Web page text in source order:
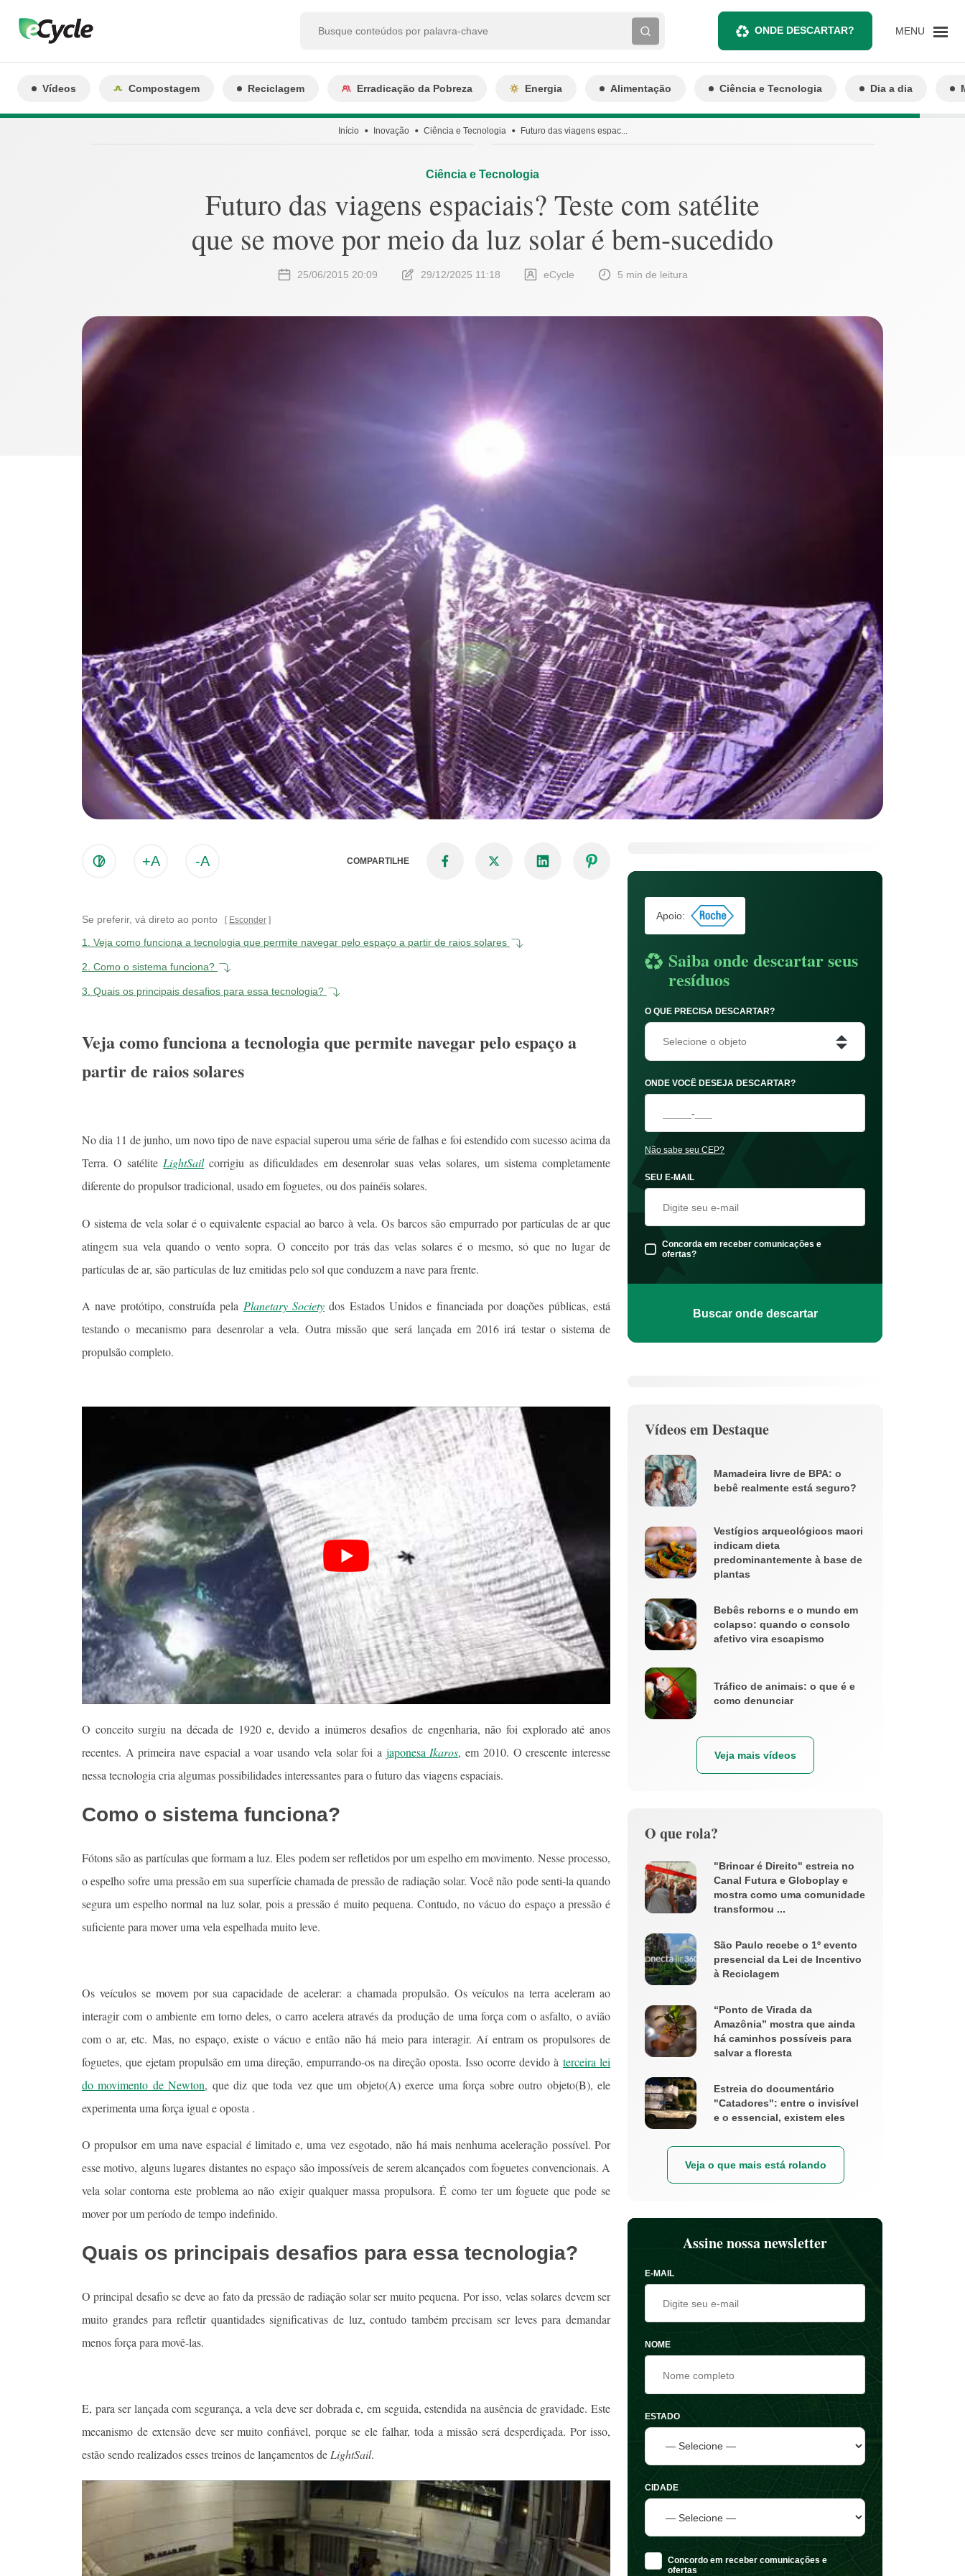
ONDE DESCARTAR? MENU
Vídeos Compostagem Reciclagem Erradicação da Pobreza Energia Alimentação Ciência e Tecnologia Dia a dia
Início Inovação Ciência e Tecnologia Futuro das viagens espac...
Ciência e Tecnologia
Futuro das viagens espaciais? Teste com satélite
que se move por meio da luz solar é bem-sucedido
25/06/2015 20:09 29/12/2025 11:18 eCycle 5 min de leitura
+A -A COMPARTILHE
Se preferir, vá direto ao ponto Esconder
1. Veja como funciona a tecnologia que permite navegar pelo espaço a partir de raios solares
2. Como o sistema funciona?
3. Quais os principais desafios para essa tecnologia?
Veja como funciona a tecnologia que permite navegar pelo espaço a
partir de raios solares
No dia 11 de junho, um novo tipo de nave espacial superou uma série de falhas e foi estendido com sucesso acima da
Terra. O satéliteLightSail corrigiu as dificuldades em desenrolar suas velas solares, um sistema completamente
diferente do propulsor tradicional, usado em foguetes, ou dos painéis solares.
O sistema de vela solar é o equivalente espacial ao barco à vela. Os barcos são empurrado por partículas de ar que
atingem sua vela quando o vento sopra. O conceito por trás das velas solares é o mesmo, só que no lugar de
partículas de ar, são partículas de luz emitidas pelo sol que conduzem a nave para frente.
A nave protótipo, construída pela Planetary Society dos Estados Unidos e financiada por doações públicas, está
testando o mecanismo para desenrolar a vela. Outra missão que será lançada em 2016 irá testar o sistema de
propulsão completo.
O conceito surgiu na década de 1920 e, devido a inúmeros desafios de engenharia, não foi explorado até anos
recentes. A primeira nave espacial a voar usando vela solar foi a japonesa Ikaros, em 2010. O crescente interesse
nessa tecnologia cria algumas possibilidades interessantes para o futuro das viagens espaciais.
Como o sistema funciona?
Fótons são as partículas que formam a luz. Eles podem ser refletidos por um espelho em movimento. Nesse processo,
o espelho sofre uma pressão em sua superfície chamada de pressão de radiação solar. Você não pode senti-la quando
segura um espelho normal na luz solar, pois a pressão é muito pequena. Contudo, no vácuo do espaço a pressão é
suficiente para mover uma vela espelhada muito leve.
Os veículos se movem por sua capacidade de acelerar: a chamada propulsão. Os veículos na terra aceleram ao
interagir com o ambiente em torno deles, o carro acelera através da produção de uma força com o asfalto, o avião
com o ar, etc. Mas, no espaço, existe o vácuo e então não há meio para interagir. Aí entram os propulsores de
foguetes, que ejetam propulsão em uma direção, empurrando-os na direção oposta. Isso ocorre devido à terceira lei
do movimento de Newton, que diz que toda vez que um objeto(A) exerce uma força sobre outro objeto(B), ele
experimenta uma força igual e oposta .
O propulsor em uma nave espacial é limitado e, uma vez esgotado, não há mais nenhuma aceleração possível. Por
esse motivo, alguns lugares distantes no espaço são impossíveis de serem alcançados com foguetes convencionais. A
vela solar contorna este problema ao não exigir qualquer massa propulsora. É como ter um foguete que pode se
mover por um período de tempo indefinido.
Quais os principais desafios para essa tecnologia?
O principal desafio se deve ao fato da pressão de radiação solar ser muito pequena. Por isso, velas solares devem ser
muito grandes para refletir quantidades significativas de luz, contudo também precisam ser leves para demandar
menos força para movê-las.
E, para ser lançada com segurança, a vela deve ser dobrada e, em seguida, estendida na ausência de gravidade. Este
mecanismo de extensão deve ser muito confiável, porque se ele falhar, toda a missão será desperdiçada. Por isso,
estão sendo realizados esses treinos de lançamentos deLightSail.
Apoio:
Saiba onde descartar seus
resíduos
O QUE PRECISA DESCARTAR?
Selecione o objeto
ONDE VOCÊ DESEJA DESCARTAR?
Não sabe seu CEP?
SEU E-MAIL
Concorda em receber comunicações e
ofertas?
Buscar onde descartar
Vídeos em Destaque
Mamadeira livre de BPA: o
bebê realmente está seguro?
Vestígios arqueológicos maori
indicam dieta
predominantemente à base de
plantas
Bebês reborns e o mundo em
colapso: quando o consolo
afetivo vira escapismo
Tráfico de animais: o que é e
como denunciar
Veja mais vídeos
O que rola?
"Brincar é Direito" estreia no
Canal Futura e Globoplay e
mostra como uma comunidade
transformou ...
São Paulo recebe o 1º evento
presencial da Lei de Incentivo
à Reciclagem
“Ponto de Virada da
Amazônia” mostra que ainda
há caminhos possíveis para
salvar a floresta
Estreia do documentário
"Catadores": entre o invisível
e o essencial, existem eles
Veja o que mais está rolando
Assine nossa newsletter
E-MAIL
NOME
ESTADO
CIDADE
Concordo em receber comunicações e
ofertas